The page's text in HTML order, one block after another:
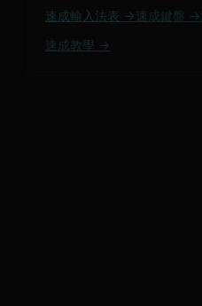
速成輸入法表 → 速成鍵盤 →
速成教學 →